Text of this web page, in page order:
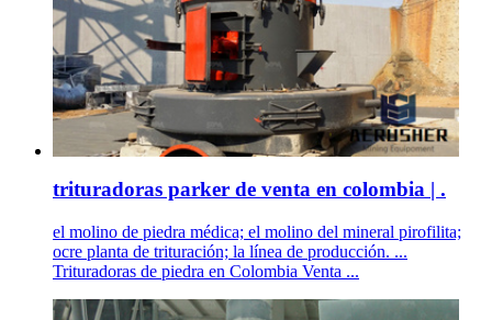
trituradoras parker de venta en colombia | .
el molino de piedra médica; el molino del mineral pirofilita;
ocre planta de trituración; la línea de producción. ...
Trituradoras de piedra en Colombia Venta ...